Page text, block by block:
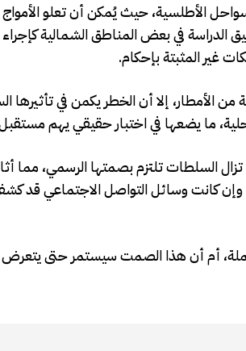
الأطلسية، حيث يُمكن أن تعلو
الدراسة في بعض المناطق الشمالية
غير المثبتة بإحكام.
إلا أن الخطر يكمن في تأثيرها
ما يضعها في اختبار حقيقي يهم مستقبل
السلطات تلتزم بصمتها الرسمي، مما
كانت وسائل التواصل الاجتماعي قد
أم أن هذا الصمت سيستمر حتى يتعرض